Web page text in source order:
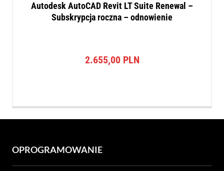
Autodesk AutoCAD Revit LT Suite Renewal –
Subskrypcja roczna – odnowienie
2.655,00 PLN
OPROGRAMOWANIE